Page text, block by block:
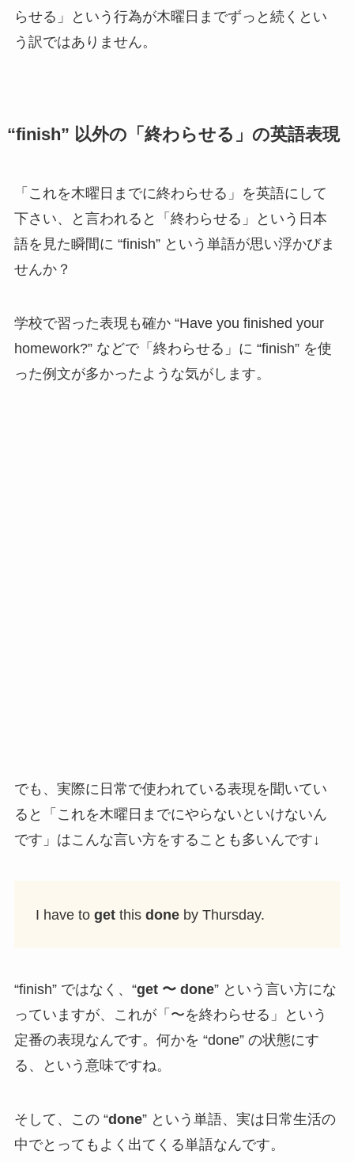
らせる」という行為が木曜日までずっと続くとい
う訳ではありません。
“finish” 以外の「終わらせる」の英語表現
「これを木曜日までに終わらせる」を英語にして
下さい、と言われると「終わらせる」という日本
語を見た瞬間に “finish” という単語が思い浮かびま
せんか？
学校で習った表現も確か “Have you finished your
homework?” などで「終わらせる」に “finish” を使
った例文が多かったような気がします。
でも、実際に日常で使われている表現を聞いてい
ると「これを木曜日までにやらないといけないん
です」はこんな言い方をすることも多いんです↓
I have to getthis doneby Thursday.
“finish” ではなく、“get 〜 done” という言い方にな
っていますが、これが「〜を終わらせる」という
定番の表現なんです。何かを “done” の状態にす
る、という意味ですね。
そして、この “done” という単語、実は日常生活の
中でとってもよく出てくる単語なんです。